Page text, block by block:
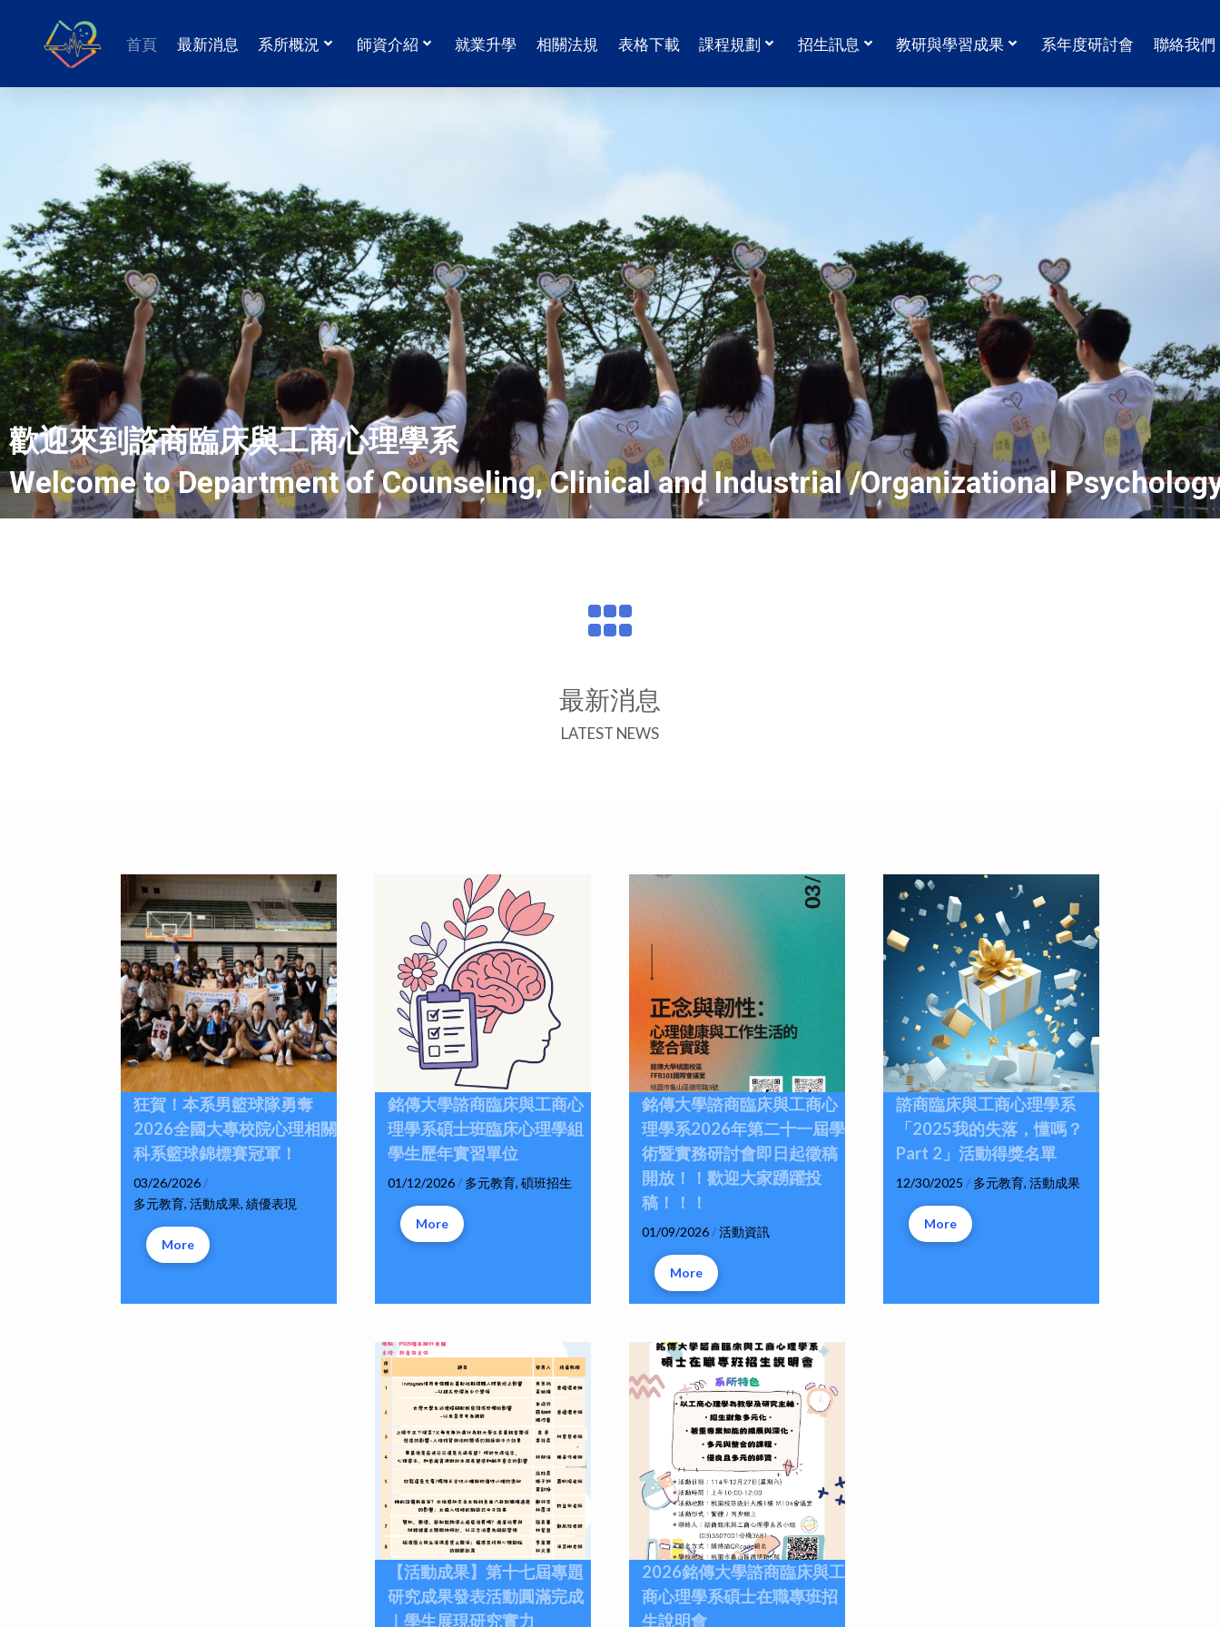
首頁 最新消息 系所概況 師資介紹 就業升學 相關法規 表格下載 課程規劃 招生訊息 教研與學習成果 系年度研討會 聯絡我們
歡迎來到諮商臨床與工商心理學系
Welcome to Department of Counseling, Clinical and Industrial /Organizational
最新消息
LATEST NEWS
狂賀！本系男籃球隊勇奪
2026全國大專校院心理相關
科系籃球錦標賽冠軍！
03/26/2026 /
多元教育, 活動成果, 績優表現
More
銘傳大學諮商臨床與工商心
理學系碩士班臨床心理學組
學生歷年實習單位
01/12/2026 / 多元教育, 碩班招生
More
銘傳大學諮商臨床與工商心
理學系2026年第二十一屆學
術暨實務研討會即日起徵稿
開放！！歡迎大家踴躍投
稿！！！
01/09/2026 /活動資訊
More
諮商臨床與工商心理學系
「2025我的失落，懂嗎？
Part 2」活動得獎名單
12/30/2025 / 多元教育, 活動成果
More
【活動成果】第十七屆專題
研究成果發表活動圓滿完成
｜學生展現研究實力
2026銘傳大學諮商臨床與工
商心理學系碩士在職專班招
生說明會